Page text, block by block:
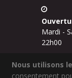
Nous utilisons
consentement
Mardi -
22h00